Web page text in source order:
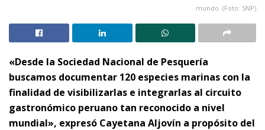
mundo. (Foto: SNP)
«Desde la Sociedad Nacional de Pesquería
buscamos documentar 120 especies marinas con la
finalidad de visibilizarlas e integrarlas al circuito
gastronómico peruano tan reconocido a nivel
mundial», expresó Cayetana Aljovín a propósito del